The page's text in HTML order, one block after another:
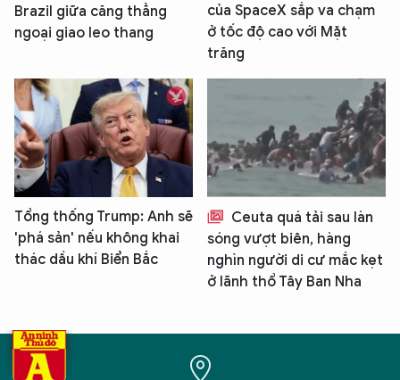
Brazil giữa căng thẳng
ngoại giao leo thang
của SpaceX sắp va chạm
ở tốc độ cao với Mặt
trăng
Tổng thống Trump: Anh sẽ
'phá sản' nếu không khai
thác dầu khí Biển Bắc
Ceuta quá tải sau làn
sóng vượt biên, hàng
nghìn người di cư mắc kẹt
ở lãnh thổ Tây Ban Nha